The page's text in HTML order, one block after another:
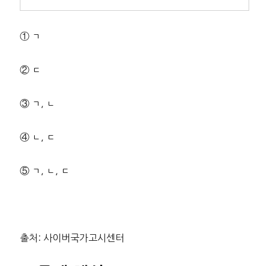
① ㄱ
② ㄷ
③ ㄱ, ㄴ
④ ㄴ, ㄷ
⑤ ㄱ, ㄴ, ㄷ
출처: 사이버국가고시센터